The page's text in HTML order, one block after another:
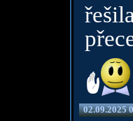
02.09.2025